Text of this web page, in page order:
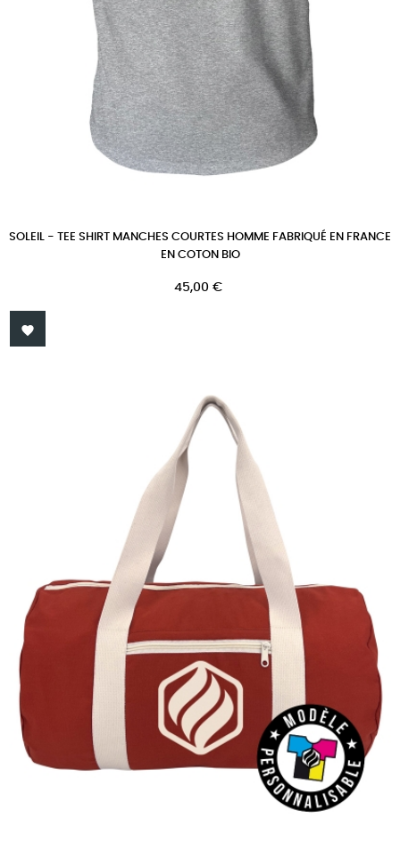
SOLEIL - TEE SHIRT MANCHES COURTES HOMME FABRIQUÉ EN FRANCE
EN COTON BIO
Prix
45,00 €
